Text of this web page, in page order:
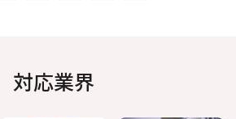
対応業界